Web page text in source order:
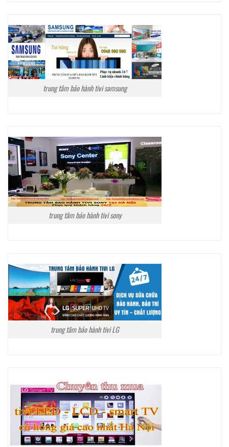
trung tâm bảo hành tivi samsung
trung tâm bảo hành tivi sony
trung tâm bảo hành tivi LG